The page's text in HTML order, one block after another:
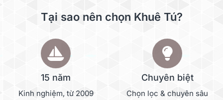
Tại sao nên chọn Khuê Tú?
15 năm
Kinh nghiệm, từ 2009
Chuyên biệt
Chọn lọc & chuyên sâu